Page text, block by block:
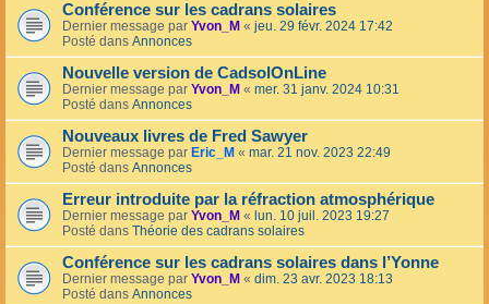
Conférence sur les cadrans solaires
Dernier message par Yvon_M « jeu. 29 févr. 2024 17:42
Posté dans Annonces
Nouvelle version de CadsolOnLine
Dernier message par Yvon_M « mer. 31 janv. 2024 10:31
Posté dans Annonces
Nouveaux livres de Fred Sawyer
Dernier message par Eric_M « mar. 21 nov. 2023 22:49
Posté dans Annonces
Erreur introduite par la réfraction atmosphérique
Dernier message par Yvon_M « lun. 10 juil. 2023 19:27
Posté dans Théorie des cadrans solaires
Conférence sur les cadrans solaires dans l’Yonne
Dernier message par Yvon_M « dim. 23 avr. 2023 18:13
Posté dans Annonces